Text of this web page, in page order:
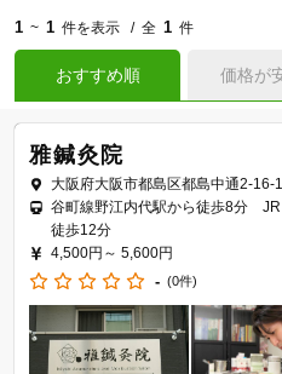
1 ~ 1 件を表示 全 1 件
おすすめ順 価格が
雅鍼灸院
大阪府大阪市都島区都島中通2-16-
谷町線野江内代駅から徒歩8分 JR
徒歩12分
4,500円～ 5,600円
- (0件)